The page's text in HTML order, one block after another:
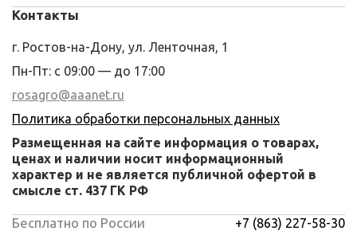
Контакты
г. Ростов-на-Дону, ул. Ленточная, 1
Пн-Пт: с 09:00 — до 17:00
rosagro@aaanet.ru
Политика обработки персональных данных
Размещенная на сайте информация о товарах,
ценах и наличии носит информационный
характер и не является публичной офертой в
смысле ст. 437 ГК РФ
Бесплатно по России
+7 (863) 227-58-30